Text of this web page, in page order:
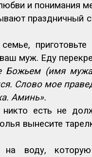
и понимания
праздничный
муж. Еду
Божьем (имя
Слово мое
Аминь».
есть не
вынесите
на воду,